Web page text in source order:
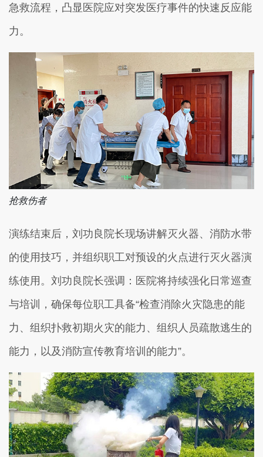
急救流程，凸显医院应对突发医疗事件的快速反应能
力。
抢救伤者
演练结束后，刘功良院长现场讲解灭火器、消防水带
的使用技巧，并组织职工对预设的火点进行灭火器演
练使用。刘功良院长强调：医院将持续强化日常巡查
与培训，确保每位职工具备“检查消除火灾隐患的能
力、组织扑救初期火灾的能力、组织人员疏散逃生的
能力，以及消防宣传教育培训的能力”。